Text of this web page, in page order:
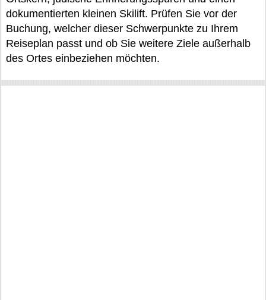
dokumentierten kleinen Skilift. Prüfen Sie vor der
Buchung, welcher dieser Schwerpunkte zu Ihrem
Reiseplan passt und ob Sie weitere Ziele außerhalb
des Ortes einbeziehen möchten.